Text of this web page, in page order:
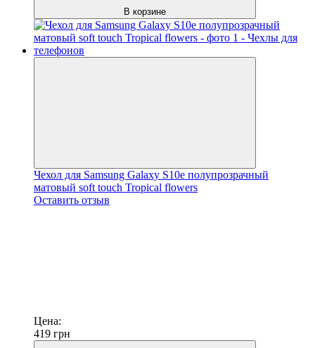
В корзине
Чехол для Samsung Galaxy S10e полупрозрачный
матовый soft touch Tropical flowers
Оставить отзыв
Цена:
419 грн